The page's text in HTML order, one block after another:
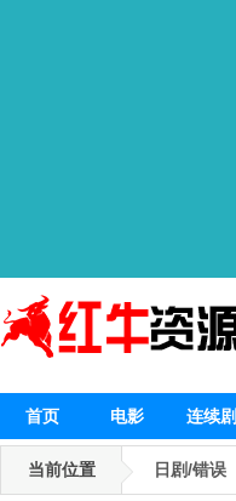
首页 电影 连续剧
当前位置 日剧/错误